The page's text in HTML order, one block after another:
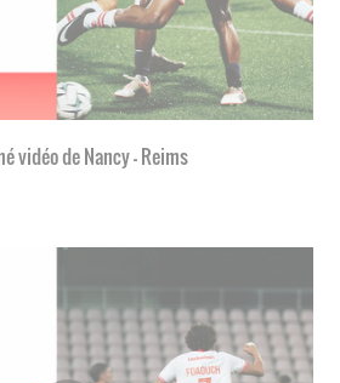
vidéo de Nancy - Reims